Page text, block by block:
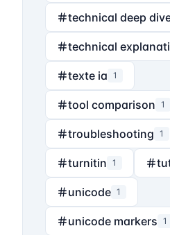
technical deep
technical
texte ia 1
tool comparison 1
troubleshooting 1
turnitin 1
unicode 1
unicode markers 1